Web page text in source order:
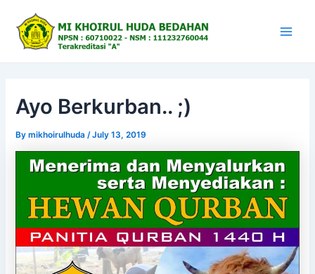
content
Ayo Berkurban.. ;)
Bymikhoirulhuda/July 13, 2019